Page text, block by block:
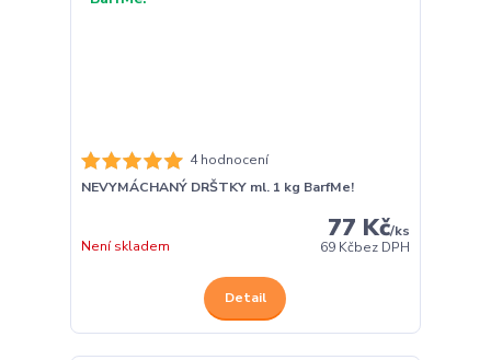
4 hodnocení
NEVYMÁCHANÝ DRŠTKY ml. 1 kg BarfMe!
77 Kč/ks
69 Kčbez DPH
Není skladem
Detail